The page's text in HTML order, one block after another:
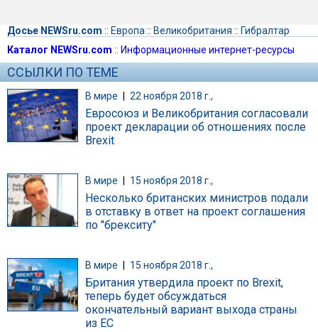
Досье NEWSru.com :: Европа :: Великобритания :: Гибралтар
Каталог NEWSru.com :: Информационные интернет-ресурсы
ССЫЛКИ ПО ТЕМЕ
В мире | 22 ноября 2018 г.,
Евросоюз и Великобритания согласовали
проект декларации об отношениях после
Brexit
В мире 15 ноября 2018 г.,
Несколько британских министров подали
в отставку в ответ на проект соглашения
по "брекситу"
В мире 15 ноября 2018 г.,
Британия утвердила проект по Brexit,
теперь будет обсуждаться
окончательный вариант выхода страны
из ЕС